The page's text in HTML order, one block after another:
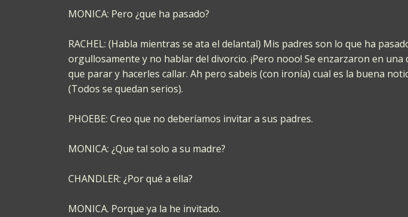
MONICA: Pero ¿que ha pasado?
RACHEL: (Habla mientras se ata el delantal) Mis padres son lo que ha
orgullosamente y no hablar del divorcio. ¡Pero nooo! Se enzarzaron en
que parar y hacerles callar. Ah pero sabeis (con ironía) cual es la buena
(Todos se quedan serios).
PHOEBE: Creo que no deberíamos invitar a sus padres.
MONICA: ¿Que tal solo a su madre?
CHANDLER: ¿Por qué a ella?
MONICA. Porque ya la he invitado.